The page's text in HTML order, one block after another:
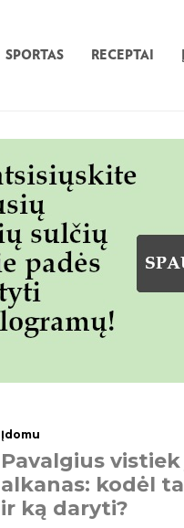
SPORTAS RECEPTAI
Įdomu
Pavalgius vistiek
alkanas: kodėl ta
ir ką daryti?